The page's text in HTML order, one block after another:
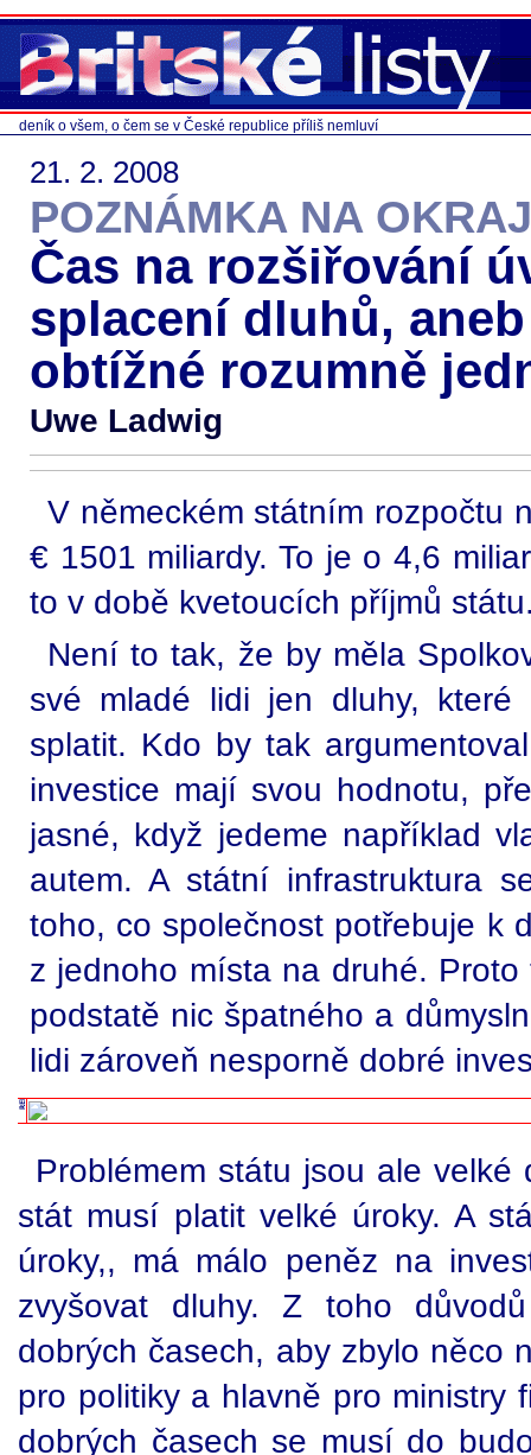
deník o všem, o čem se v České republice příliš nemluví
21. 2. 2008
POZNÁMKA NA
Čas na rozšiřování
splacení dluhů,
obtížné rozumně
Uwe Ladwig
V německém státním rozpočtu
€ 1501 miliardy. To je o 4,6
to v době kvetoucích příjmů
Není to tak, že by měla
své mladé lidi jen dluhy,
splatit. Kdo by tak
investice mají svou hodnotu,
jasné, když jedeme například
autem. A státní infrastruktura
toho, co společnost potřebuje k
z jednoho místa na druhé.
podstatě nic špatného a
lidi zároveň nesporně dobré
Problémem státu jsou ale
stát musí platit velké úroky. A
úroky,, má málo peněz na
zvyšovat dluhy. Z toho
dobrých časech, aby zbylo něco
pro politiky a hlavně pro ministry
dobrých časech se musí do